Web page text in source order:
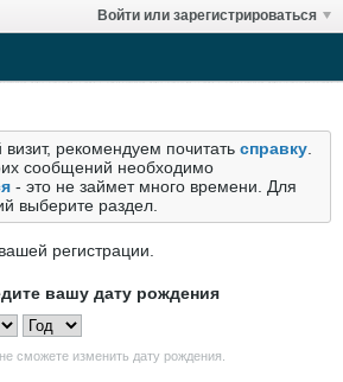
Войти или зарегистрироваться
рекомендуем почитать справку
сообщений необходимо
- это не займет много времени. Для
выберите раздел.
регистрации.
вашу дату рождения
сможете изменить дату рождения.